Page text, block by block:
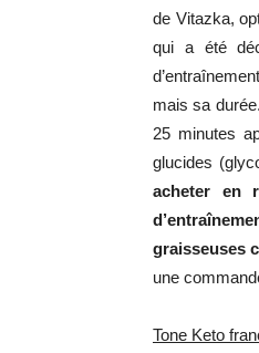
de Vitazka,
qui a été
mais sa
25 minutes
glucides
acheter en
graisseuses
une
Tone Keto